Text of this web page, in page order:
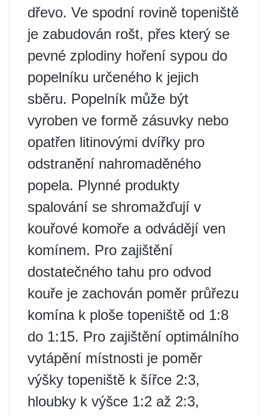
dřevo. Ve spodní rovině topeniště
je zabudován rošt, přes který se
pevné zplodiny hoření sypou do
popelníku určeného k jejich
sběru. Popelník může být
vyroben ve formě zásuvky nebo
opatřen litinovými dvířky pro
odstranění nahromaděného
popela. Plynné produkty
spalování se shromažďují v
kouřové komoře a odvádějí ven
komínem. Pro zajištění
dostatečného tahu pro odvod
kouře je zachován poměr průřezu
komína k ploše topeniště od 1:8
do 1:15. Pro zajištění optimálního
vytápění místnosti je poměr
výšky topeniště k šířce 2:3,
hloubky k výšce 1:2 až 2:3,